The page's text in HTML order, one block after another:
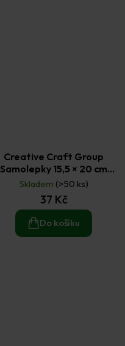
Creative Craft Group
Samolepky 15,5 × 20 cm
Koně
Skladem (>50 ks)
37 Kč
Do košíku